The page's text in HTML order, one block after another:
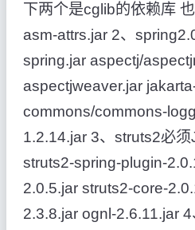
下两个是cglib的依赖库
asm-attrs.jar 2、
spring.jar aspectj/
aspectjweaver.jar
commons/commons-
1.2.14.jar 3、struts2必须
struts2-spring-plugin-
2.0.5.jar struts2-core-
2.3.8.jar ognl-2.6.11.jar